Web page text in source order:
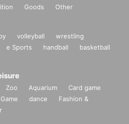
Goods Other
volleyball
wrestling
e Sports handball
basketball
Zoo Aquarium
Card game
dance
Fashion &